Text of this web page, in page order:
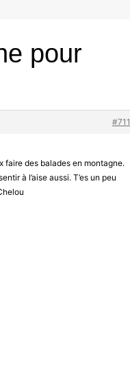
pour
#711
faire des balades en montagne.
à l’aise aussi. T’es un peu